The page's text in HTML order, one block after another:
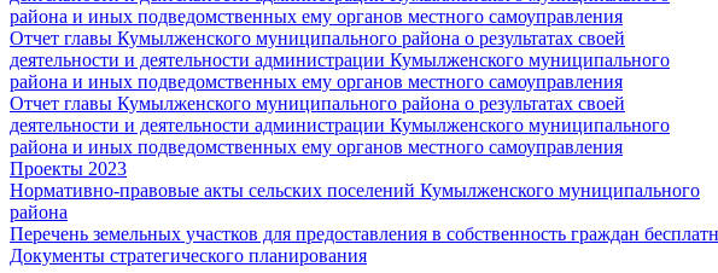
района и иных подведомственных ему органов местного самоуправления
Отчет главы Кумылженского муниципального района о результатах своей
деятельности и деятельности администрации Кумылженского муниципального
района и иных подведомственных ему органов местного самоуправления
Отчет главы Кумылженского муниципального района о результатах своей
деятельности и деятельности администрации Кумылженского муниципального
района и иных подведомственных ему органов местного самоуправления
Проекты 2023
Нормативно-правовые акты сельских поселений Кумылженского муниципального
района
Перечень земельных участков для предоставления в собственность граждан
Документы стратегического планирования